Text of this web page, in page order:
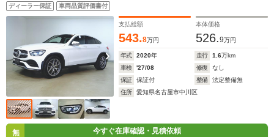
ディーラー保証 車両品質評価書付
支払総額
543.8万円
本体価格
526.9万円
年式 2020年 走行 1.6万km
車検
'27/08 修復
なし
保証
保証付 整備
法定整備無
住所
愛知県名古屋市中川区
無
今すぐ在庫確認・見積依頼